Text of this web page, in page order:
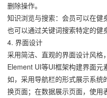
删除操作。
知识浏览与搜索：会员可以在健
也可以通过关键词搜索特定的健
4. 界面设计
采用简洁、直观的界面设计风格
Element UI等UI框架构建界面元
如，采用导航栏的形式展示系统
换页面；在数据展示页面，使用